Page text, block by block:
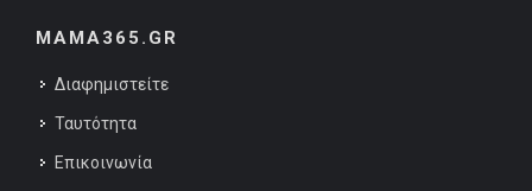
MAMA365.GR
Διαφημιστείτε
Ταυτότητα
Επικοινωνία